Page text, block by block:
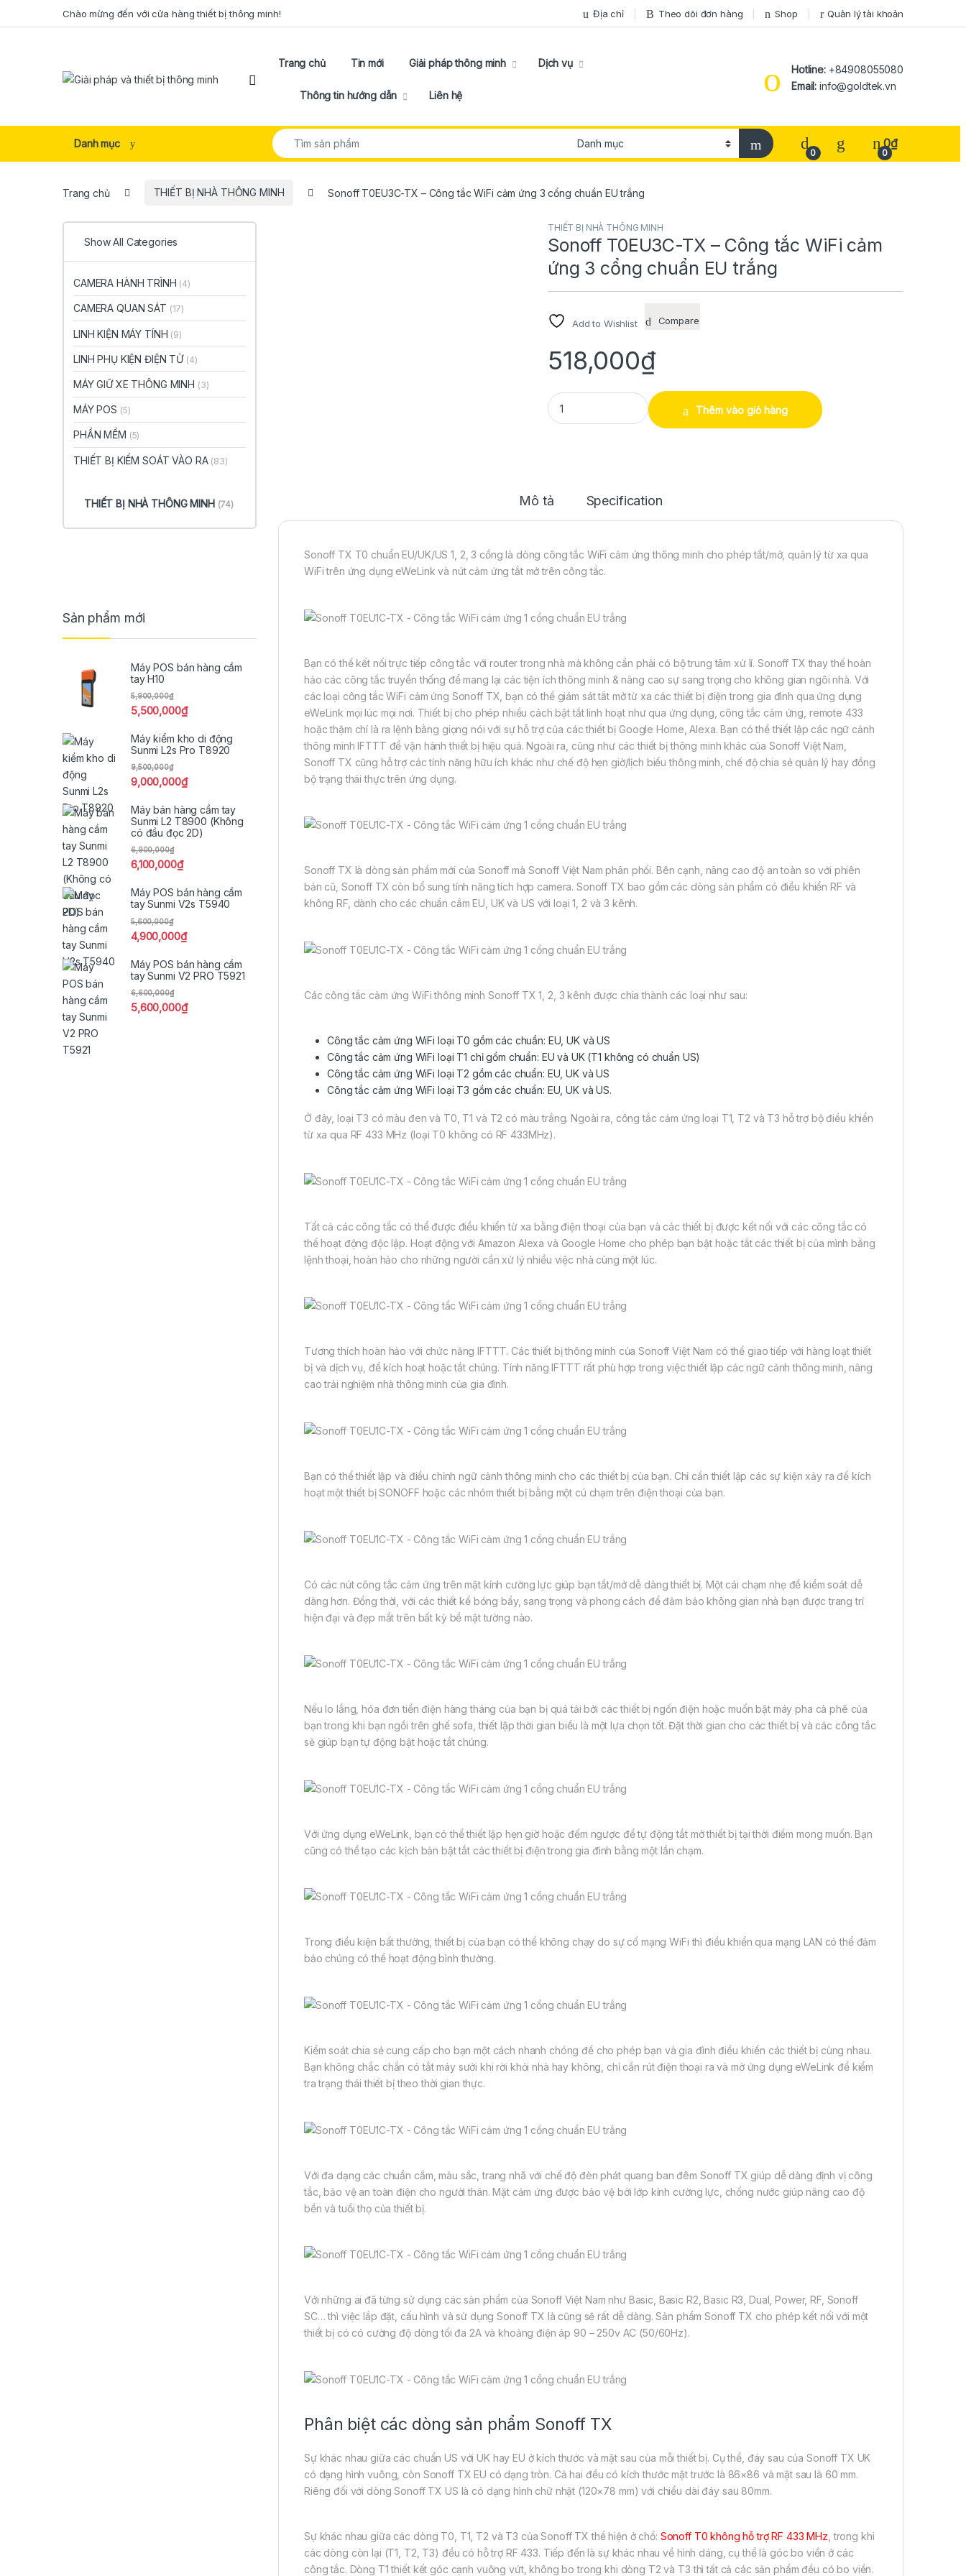
Skip to navigationChào mừng đến với cửa hàng thiết bị thông minh! Địa chỉ Theo dõi đơn hàng Shop Quản lý tài khoản
Open
Trang chủ Tin mới Giải pháp thông minh Dịch vụ
Thông tin hướng dẫn Liên hệ
Hotline:+84908055080
Email: info@goldtek.vn
Danh mục
Search for:
0 0
0₫
Trang chủ THIẾT BỊ NHÀ THÔNG MINH Sonoff T0EU3C-TX – Công tắc WiFi cảm ứng 3 cổng chuẩn EU trắng
THIẾT BỊ NHÀ THÔNG MINH
Sonoff T0EU3C-TX – Công tắc WiFi cảm
ứng 3 cổng chuẩn EU trắng
Add to Wishlist Compare
518,000₫
Sonoff T0EU3C-TX - Công tắc WiFi cảm ứng 3 cổng chuẩn EU trắng quantity
Thêm vào giỏ hàng
Mô tả Specification
Sonoff TX T0 chuẩn EU/UK/US 1, 2, 3 cổng là dòng công tắc WiFi cảm ứng thông minh cho phép tắt/mở, quản lý từ xa qua
WiFi trên ứng dụng eWeLink và nút cảm ứng tắt mở trên công tắc.
Bạn có thể kết nối trực tiếp công tắc với router trong nhà mà không cần phải có bộ trung tâm xử lí. Sonoff TX thay thế hoàn
hảo các công tắc truyền thống để mang lại các tiện ích thông minh & nâng cao sự sang trọng cho không gian ngôi nhà. Với
các loại công tắc WiFi cảm ứng Sonoff TX, bạn có thể giám sát tắt mở từ xa các thiết bị điện trong gia đình qua ứng dụng
eWeLink mọi lúc mọi nơi. Thiết bị cho phép nhiều cách bật tắt linh hoạt như qua ứng dụng, công tắc cảm ứng, remote 433
hoặc thậm chí là ra lệnh bằng giọng nói với sự hỗ trợ của các thiết bị Google Home, Alexa. Bạn có thể thiết lập các ngữ cảnh
thông minh IFTTT để vận hành thiết bị hiệu quả. Ngoài ra, cũng như các thiết bị thông minh khác của Sonoff Việt Nam,
Sonoff TX cũng hỗ trợ các tính năng hữu ích khác như chế độ hẹn giờ/lịch biểu thông minh, chế độ chia sẻ quản lý hay đồng
bộ trạng thái thực trên ứng dụng.
Sonoff TX là dòng sản phẩm mới của Sonoff mà Sonoff Việt Nam phân phối. Bên cạnh, nâng cao độ an toàn so với phiên
bản cũ, Sonoff TX còn bổ sung tính năng tích hợp camera. Sonoff TX bao gồm các dòng sản phẩm có điều khiển RF và
không RF, dành cho các chuẩn cắm EU, UK và US với loại 1, 2 và 3 kênh.
Các công tắc cảm ứng WiFi thông minh Sonoff TX 1, 2, 3 kênh được chia thành các loại như sau:
Công tắc cảm ứng WiFi loại T0 gồm các chuẩn: EU, UK và US
Công tắc cảm ứng WiFi loại T1 chỉ gồm chuẩn: EU và UK (T1 không có chuẩn US)
Công tắc cảm ứng WiFi loại T2 gồm các chuẩn: EU, UK và US
Công tắc cảm ứng WiFi loại T3 gồm các chuẩn: EU, UK và US.
Ở đây, loại T3 có màu đen và T0, T1 và T2 có màu trắng. Ngoài ra, công tắc cảm ứng loại T1, T2 và T3 hỗ trợ bộ điều khiển
từ xa qua RF 433 MHz (loại T0 không có RF 433MHz).
Tất cả các công tắc có thể được điều khiển từ xa bằng điện thoại của bạn và các thiết bị được kết nối với các công tắc có
thể hoạt động độc lập. Hoạt động với Amazon Alexa và Google Home cho phép bạn bật hoặc tắt các thiết bị của mình bằng
lệnh thoại, hoàn hảo cho những người cần xử lý nhiều việc nhà cùng một lúc.
Tương thích hoàn hảo với chức năng IFTTT. Các thiết bị thông minh của Sonoff Việt Nam có thể giao tiếp với hàng loạt thiết
bị và dịch vụ, để kích hoạt hoặc tắt chúng. Tính năng IFTTT rất phù hợp trong việc thiết lập các ngữ cảnh thông minh, nâng
cao trải nghiệm nhà thông minh của gia đình.
Bạn có thể thiết lập và điều chỉnh ngữ cảnh thông minh cho các thiết bị của bạn. Chỉ cần thiết lập các sự kiện xảy ra để kích
hoạt một thiết bị SONOFF hoặc các nhóm thiết bị bằng một cú chạm trên điện thoại của bạn.
Có các nút công tắc cảm ứng trên mặt kính cường lực giúp bạn tắt/mở dễ dàng thiết bị. Một cái chạm nhẹ để kiểm soát dễ
dàng hơn. Đồng thời, với các thiết kế bóng bẩy, sang trọng và phong cách để đảm bảo không gian nhà bạn được trang trí
hiện đại và đẹp mắt trên bất kỳ bề mặt tường nào.
Nếu lo lắng, hóa đơn tiền điện hàng tháng của bạn bị quá tải bởi các thiết bị ngốn điện hoặc muốn bật máy pha cà phê của
bạn trong khi bạn ngồi trên ghế sofa, thiết lập thời gian biểu là một lựa chọn tốt. Đặt thời gian cho các thiết bị và các công tắc
sẽ giúp bạn tự động bật hoặc tắt chúng.
Với ứng dụng eWeLink, bạn có thể thiết lập hẹn giờ hoặc đếm ngược để tự động tắt mở thiết bị tại thời điểm mong muốn. Bạn
cũng có thể tạo các kịch bản bật tắt các thiết bị điện trong gia đình bằng một lần chạm.
Trong điều kiện bất thường, thiết bị của bạn có thể không chạy do sự cố mạng WiFi thì điều khiển qua mạng LAN có thể đảm
bảo chúng có thể hoạt động bình thường.
Kiểm soát chia sẻ cung cấp cho bạn một cách nhanh chóng để cho phép bạn và gia đình điều khiển các thiết bị cùng nhau.
Bạn không chắc chắn có tắt máy sưởi khi rời khỏi nhà hay không, chỉ cần rút điện thoại ra và mở ứng dụng eWeLink để kiểm
tra trạng thái thiết bị theo thời gian thực.
Với đa dạng các chuẩn cắm, màu sắc, trang nhã với chế độ đèn phát quang ban đêm Sonoff TX giúp dễ dàng định vị công
tắc, bảo vệ an toàn điện cho người thân. Mặt cảm ứng được bảo vệ bởi lớp kính cường lực, chống nước giúp nâng cao độ
bền và tuổi thọ của thiết bị.
Với những ai đã từng sử dụng các sản phẩm của Sonoff Việt Nam như Basic, Basic R2, Basic R3, Dual, Power, RF, Sonoff
SC… thì việc lắp đặt, cấu hình và sử dụng Sonoff TX là cũng sẽ rất dễ dàng. Sản phẩm Sonoff TX cho phép kết nối với một
thiết bị có có cường độ dòng tối đa 2A và khoảng điện áp 90 – 250v AC (50/60Hz).
Phân biệt các dòng sản phẩm Sonoff TX
Sự khác nhau giữa các chuẩn US với UK hay EU ở kích thước và mặt sau của mỗi thiết bị. Cụ thể, đáy sau của Sonoff TX UK
có dạng hình vuông, còn Sonoff TX EU có dạng tròn. Cả hai đều có kích thước mặt trước là 86×86 và mặt sau là 60 mm.
Riêng đối với dòng Sonoff TX US là có dạng hình chữ nhật (120×78 mm) với chiều dài đáy sau 80mm.
Sự khác nhau giữa các dòng T0, T1, T2 và T3 của Sonoff TX thể hiện ở chổ: Sonoff T0 không hỗ trợ RF 433 MHz , trong khi
các dòng còn lại (T1, T2, T3) đều có hỗ trợ RF 433. Tiếp đến là sự khác nhau về hình dáng, cụ thể là góc bo viền ở các
công tắc. Dòng T1 thiết kết góc cạnh vuông vứt, không bo trong khi dòng T2 và T3 thì tất cả các sản phẩm đều có bo viền.
Show All Categories
CAMERA HÀNH TRÌNH (4)
CAMERA QUAN SÁT (17)
LINH KIỆN MÁY TÍNH (9)
LINH PHỤ KIỆN ĐIỆN TỬ (4)
MÁY GIỮ XE THÔNG MINH (3)
MÁY POS (5)
PHẦN MỀM (5)
THIẾT BỊ KIỂM SOÁT VÀO RA (83)
THIẾT BỊ NHÀ THÔNG MINH (74)
Sản phẩm mới
Máy POS bán hàng cầm
tay H10
5,500,000₫
5,900,000₫
Máy kiểm kho di động
Sunmi L2s Pro T8920
9,000,000₫
9,500,000₫
Máy bán hàng cầm tay
Sunmi L2 T8900 (Không
có đầu đọc 2D)
6,100,000₫
6,900,000₫
Máy POS bán hàng cầm
tay Sunmi V2s T5940
4,900,000₫
5,600,000₫
Máy POS bán hàng cầm
tay Sunmi V2 PRO T5921
5,600,000₫
6,600,000₫